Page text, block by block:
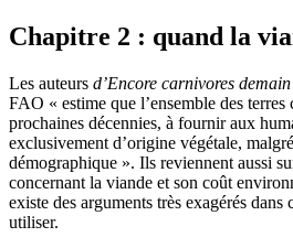
Chapitre 2 : quand la
Les auteurs d’Encore carnivores
FAO « estime que l’ensemble des
prochaines décennies, à fournir aux
exclusivement d’origine végétale,
démographique ». Ils reviennent aussi
concernant la viande et son coût
existe des arguments très exagérés dans
utiliser.